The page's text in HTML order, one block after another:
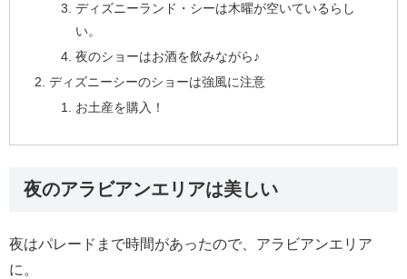
ディズニーランド・シーは木曜が空いているらし
い。
夜のショーはお酒を飲みながら♪
ディズニーシーのショーは強風に注意
お土産を購入！
夜のアラビアンエリアは美しい
夜はパレードまで時間があったので、アラビアンエリア
に。